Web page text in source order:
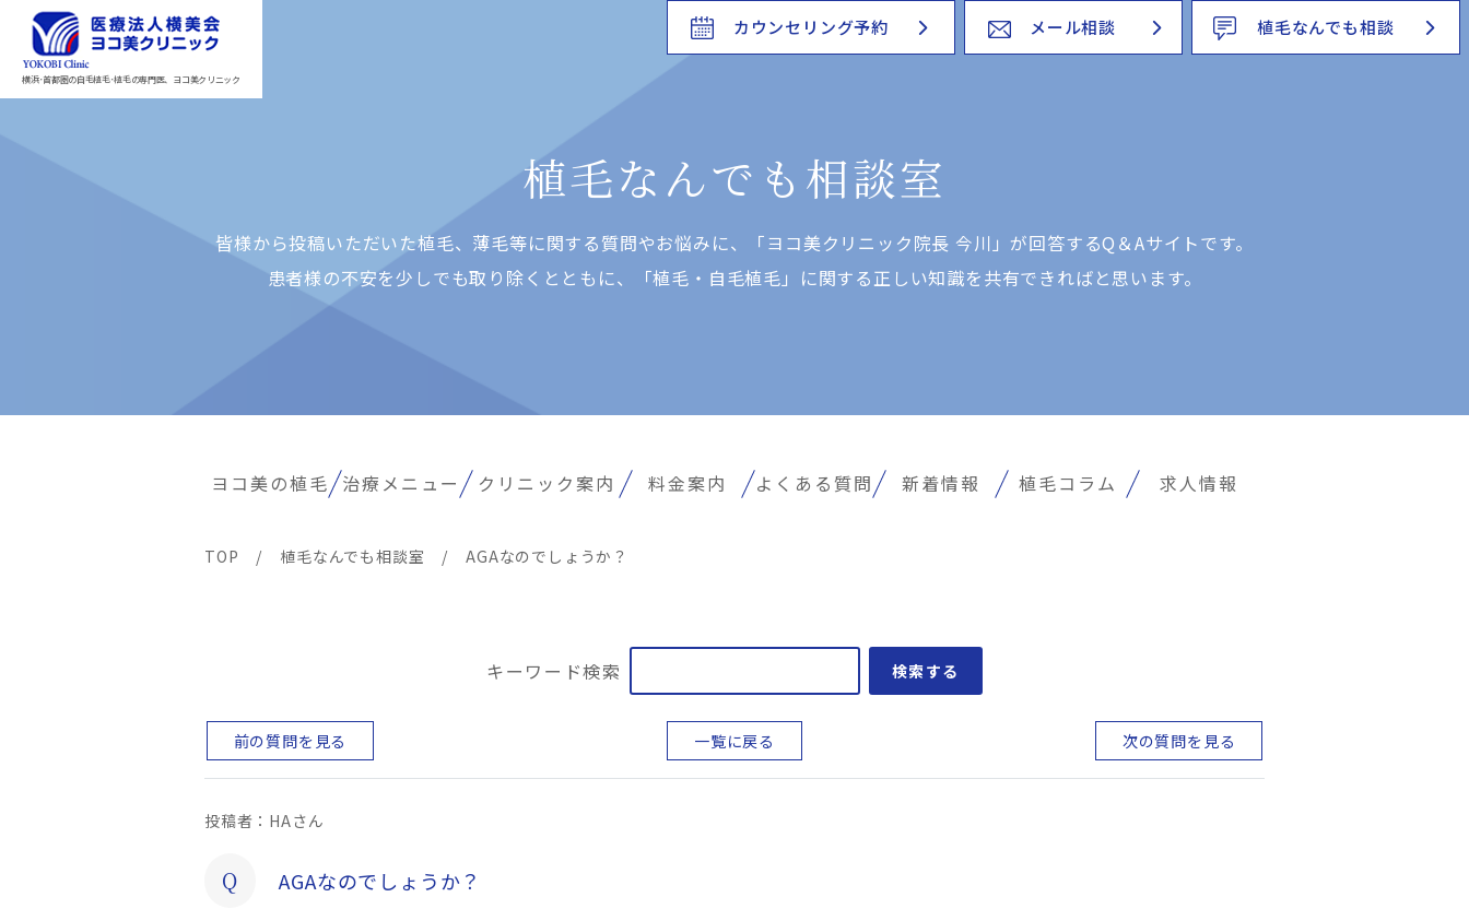
横浜･首都圏の自毛植毛･植毛の専門医、ヨコ美クリニック
カウンセリング予約 メール相談 植毛なんでも相談
植毛なんでも相談室
皆様から投稿いただいた植⽑、薄⽑等に関する質問やお悩みに、「ヨコ美クリニック院⻑ 今川」が回答するQ＆Aサイトです。
患者様の不安を少しでも取り除くとともに、「植⽑・⾃⽑植⽑」に関する正しい知識を共有できればと思います。
ヨコ美の植毛 治療メニュー クリニック案内 料金案内 よくある質問 新着情報 植毛コラム 求人情報
TOP / 植毛なんでも相談室 / AGAなのでしょうか？
キーワード検索 検索する
前の質問を見る 一覧に戻る 次の質問を見る
投稿者：HAさん
Q AGAなのでしょうか？